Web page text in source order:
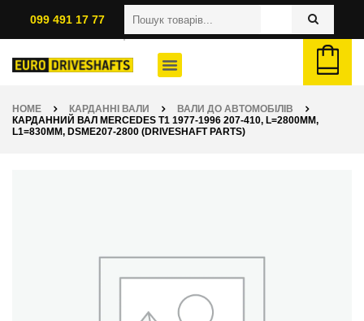
099 491 17 77
HOME КАРДАННІ ВАЛИ
ВАЛИ ДО АВТОМОБІЛІВ
КАРДАННИЙ ВАЛ MERCEDES T1 1977-1996 207-410, L=2800ММ,
L1=830ММ, DSME207-2800 (DRIVESHAFT PARTS)